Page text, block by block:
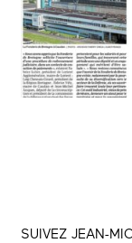
SUIVEZ JEAN-